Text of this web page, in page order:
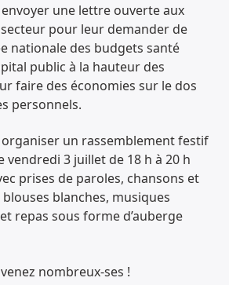
une lettre ouverte aux
pour leur demander de
nationale des budgets santé
public à la hauteur des
faire des économies sur le dos
personnels.
un rassemblement festif
vendredi 3 juillet de 18 h à 20 h
prises de paroles, chansons et
blanches, musiques
repas sous forme d’auberge
nombreux-ses !